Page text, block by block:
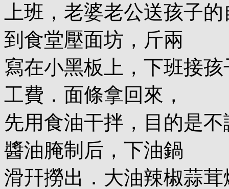
上班，老婆老公送孩子
到食堂壓面坊，斤兩
寫在小黑板上，下班接
工費．面條拿回來，
先用食油干拌，目的是
醬油腌制后，下油鍋
滑幵撈出．大油辣椒蒜